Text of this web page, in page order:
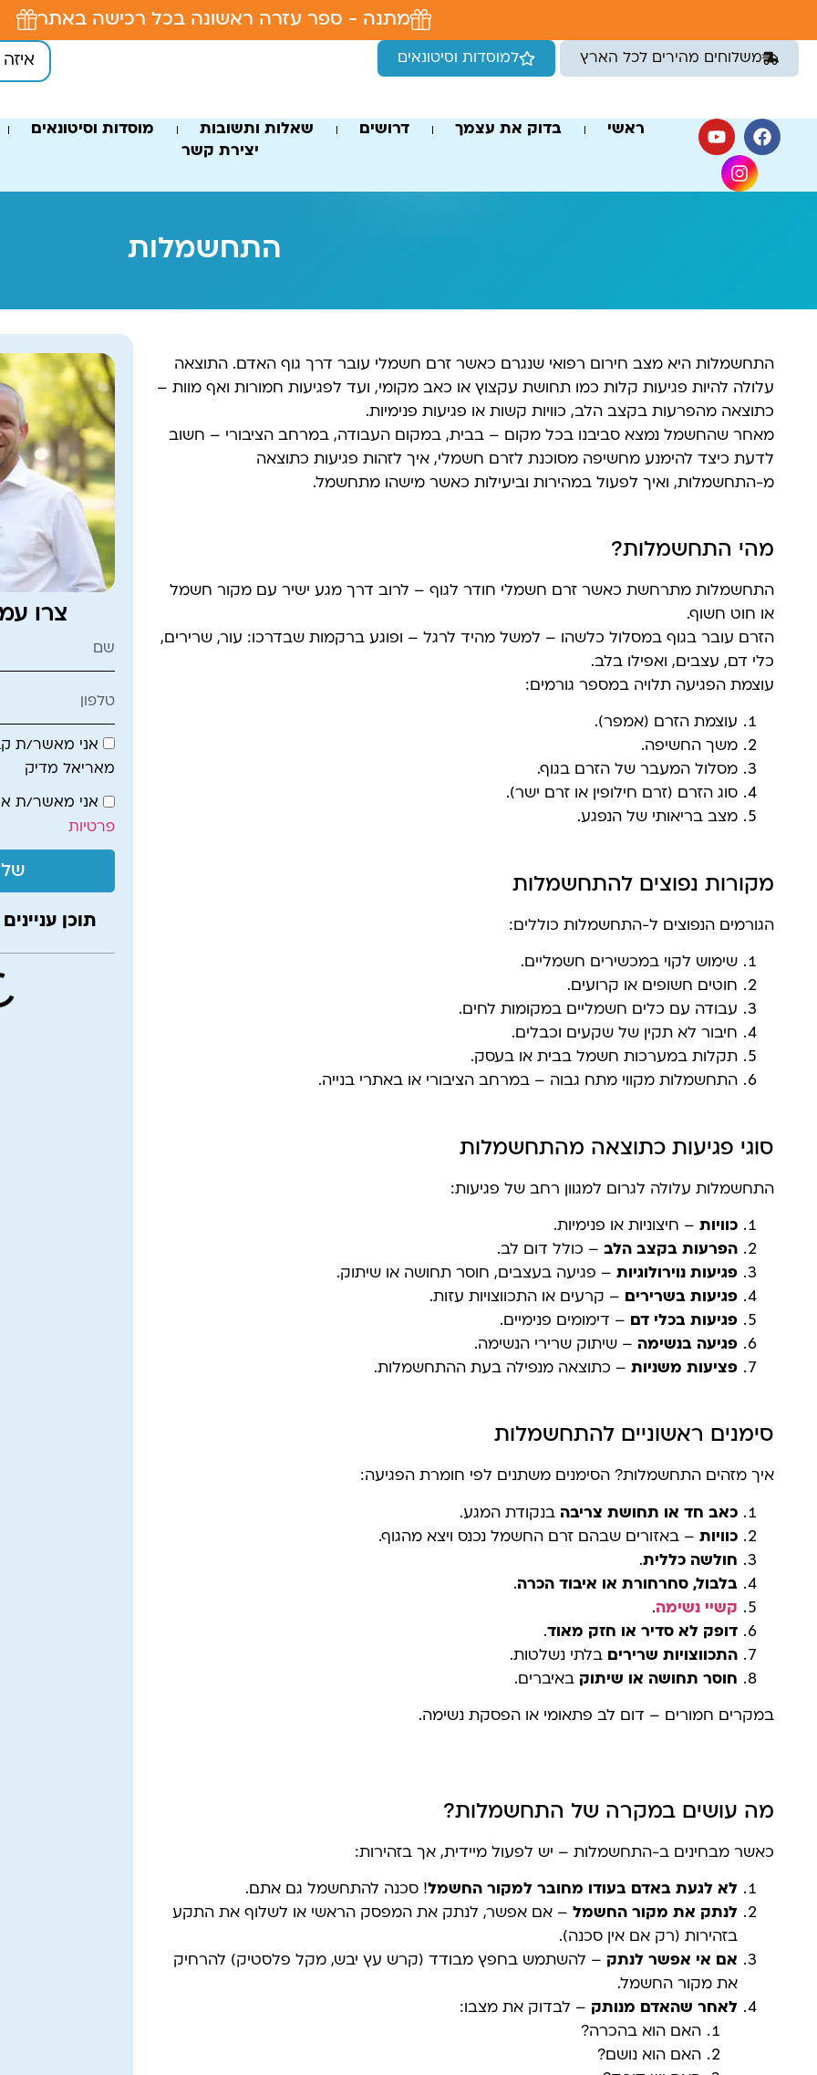
מתנה - ספר עזרה ראשונה בכל רכישה באתר
משלוחים מהירים לכל הארץ למוסדות וסיטונאים
ראשי בדוק את עצמך דרושים שאלות ותשובות
מוסדות וסיטונאים
יצירת קשר
התחשמלות
התחשמלות היא מצב חירום רפואי שנגרם כאשר זרם חשמלי עובר דרך גוף האדם. התוצאה
עלולה להיות פגיעות קלות כמו תחושת עקצוץ או כאב מקומי, ועד לפגיעות חמורות ואף מוות –
כתוצאה מהפרעות בקצב הלב, כוויות קשות או פגיעות פנימיות.
מאחר שהחשמל נמצא סביבנו בכל מקום – בבית, במקום העבודה, במרחב הציבורי – חשוב
לדעת כיצד להימנע מחשיפה מסוכנת לזרם חשמלי, איך לזהות פגיעות כתוצאה
מ-התחשמלות, ואיך לפעול במהירות וביעילות כאשר מישהו מתחשמל.
מהי התחשמלות?
התחשמלות מתרחשת כאשר זרם חשמלי חודר לגוף – לרוב דרך מגע ישיר עם מקור חשמל
או חוט חשוף.
הזרם עובר בגוף במסלול כלשהו – למשל מהיד לרגל – ופוגע ברקמות שבדרכו: עור, שרירים,
כלי דם, עצבים, ואפילו בלב.
עוצמת הפגיעה תלויה במספר גורמים:
עוצמת הזרם (אמפר).
משך החשיפה.
מסלול המעבר של הזרם בגוף.
סוג הזרם (זרם חילופין או זרם ישר).
מצב בריאותי של הנפגע.
מקורות נפוצים להתחשמלות
הגורמים הנפוצים ל-התחשמלות כוללים:
שימוש לקוי במכשירים חשמליים.
חוטים חשופים או קרועים.
עבודה עם כלים חשמליים במקומות לחים.
חיבור לא תקין של שקעים וכבלים.
תקלות במערכות חשמל בבית או בעסק.
התחשמלות מקווי מתח גבוה – במרחב הציבורי או באתרי בנייה.
סוגי פגיעות כתוצאה מהתחשמלות
התחשמלות עלולה לגרום למגוון רחב של פגיעות:
כוויות – חיצוניות או פנימיות.
הפרעות בקצב הלב – כולל דום לב.
פגיעות נוירולוגיות – פגיעה בעצבים, חוסר תחושה או שיתוק.
פגיעות בשרירים – קרעים או התכווצויות עזות.
פגיעות בכלי דם – דימומים פנימיים.
פגיעה בנשימה – שיתוק שרירי הנשימה.
פציעות משניות – כתוצאה מנפילה בעת ההתחשמלות.
סימנים ראשוניים להתחשמלות
איך מזהים התחשמלות? הסימנים משתנים לפי חומרת הפגיעה:
כאב חד או תחושת צריבה בנקודת המגע.
כוויות – באזורים שבהם זרם החשמל נכנס ויצא מהגוף.
חולשה כללית.
בלבול, סחרחורת או איבוד הכרה.
קשיי נשימה.
דופק לא סדיר או חזק מאוד.
התכווצויות שרירים בלתי נשלטות.
חוסר תחושה או שיתוק באיברים.
במקרים חמורים – דום לב פתאומי או הפסקת נשימה.
מה עושים במקרה של התחשמלות?
כאשר מבחינים ב-התחשמלות – יש לפעול מיידית, אך בזהירות:
לא לגעת באדם בעודו מחובר למקור החשמל! סכנה להתחשמל גם אתם.
לנתק את מקור החשמל – אם אפשר, לנתק את המפסק הראשי או לשלוף את התקע
בזהירות (רק אם אין סכנה).
אם אי אפשר לנתק – להשתמש בחפץ מבודד (קרש עץ יבש, מקל פלסטיק) להרחיק
את מקור החשמל.
לאחר שהאדם מנותק – לבדוק את מצבו:
האם הוא בהכרה?
האם הוא נושם?
צרו
אני מאשר/ת
מאריאל מדיק
אני מאשר/ת
פרטיות
תוכן עניינים